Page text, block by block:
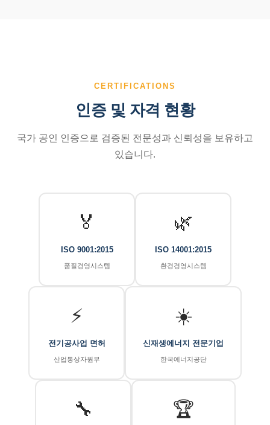
CERTIFICATIONS
인증 및 자격 현황
국가 공인 인증으로 검증된 전문성과 신뢰성을 보유하고
있습니다.
🏅
ISO 9001:2015
품질경영시스템
🌿
ISO 14001:2015
환경경영시스템
⚡
전기공사업 면허
산업통상자원부
☀️
신재생에너지 전문기업
한국에너지공단
🔧 🏆